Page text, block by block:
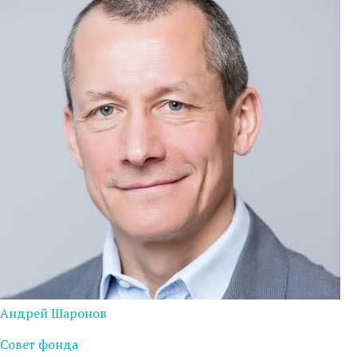
Андрей Шаронов
Совет фонда